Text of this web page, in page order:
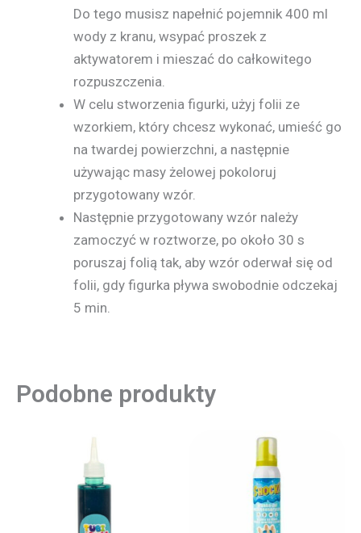
Do tego musisz napełnić pojemnik 400 ml
wody z kranu, wsypać proszek z
aktywatorem i mieszać do całkowitego
rozpuszczenia.
W celu stworzenia figurki, użyj folii ze
wzorkiem, który chcesz wykonać, umieść go
na twardej powierzchni, a następnie
używając masy żelowej pokoloruj
przygotowany wzór.
Następnie przygotowany wzór należy
zamoczyć w roztworze, po około 30 s
poruszaj folią tak, aby wzór oderwał się od
folii, gdy figurka pływa swobodnie odczekaj
5 min.
Podobne produkty